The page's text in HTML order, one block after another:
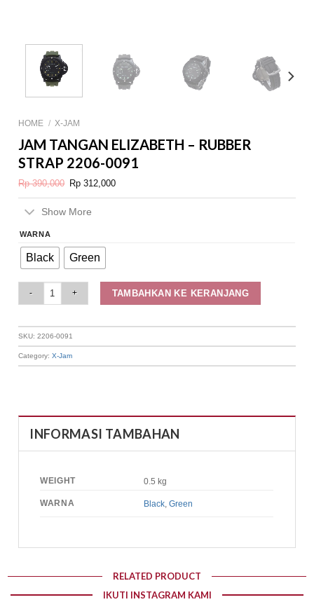
HOME / X-JAM
JAM TANGAN ELIZABETH – RUBBER
STRAP 2206-0091
Rp390,000
Original
price
Rp 312,000Current
Show More
WARNA
Black Green
TAMBAHKAN KE KERANJANG
SKU:2206-0091
Category:X-Jam
INFORMASI TAMBAHAN
WEIGHT 0.5 kg
WARNA Black ,Green
RELATED PRODUCT
IKUTI INSTAGRAM KAMI